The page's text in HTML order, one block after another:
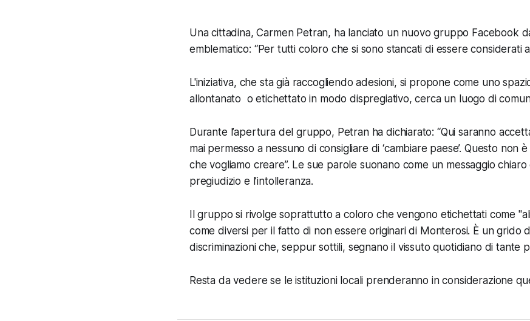
Una cittadina, Carmen Petran, ha lanciato un nuovo gruppo Facebook
emblematico: “Per tutti coloro che si sono stancati di essere considerati
L'iniziativa, che sta già raccogliendo adesioni, si propone come uno
allontanato o etichettato in modo dispregiativo, cerca un luogo di
Durante l’apertura del gruppo, Petran ha dichiarato: “Qui saranno
mai permesso a nessuno di consigliare di ‘cambiare paese’. Questo non
che vogliamo creare”. Le sue parole suonano come un messaggio
pregiudizio e l’intolleranza.
Il gruppo si rivolge soprattutto a coloro che vengono etichettati come
come diversi per il fatto di non essere originari di Monterosi. È un grido
discriminazioni che, seppur sottili, segnano il vissuto quotidiano di tante
Resta da vedere se le istituzioni locali prenderanno in considerazione